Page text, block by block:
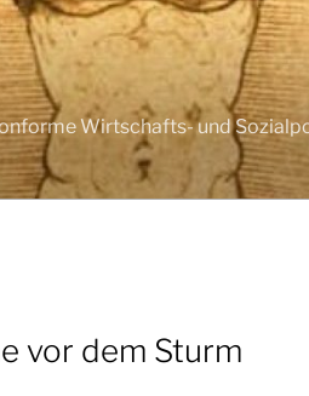
Wirtschafts- und
vor dem Sturm